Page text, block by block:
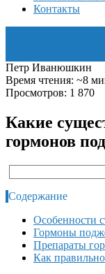
Контакты
Петр Иванюшкин
Время чтения: ~8
Просмотров: 1 870
Какие
гормонов
Содержание
Особенности
Гормоны
Препараты
Как